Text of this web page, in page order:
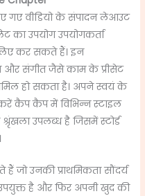
गए वीडियो के संपादन लेआउट
का उपयोग उपयोगकर्ता
कर सकते हैं। इन
और संगीत जैसे काम के प्रीसेट
हो सकता है। अपने स्वयं के
कैप कैप में विभिन्न स्टाइल
उपलब्ध है जिसमें स्टोर्ड
उनकी प्राथमिकता सौंदर्य
है और फिर अपनी खुद की